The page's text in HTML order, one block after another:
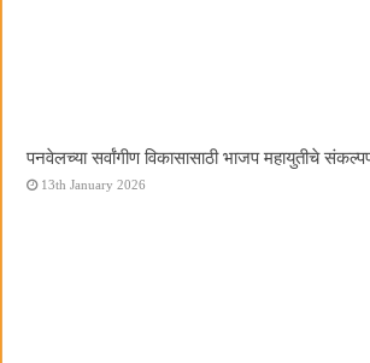
पनवेलच्या सर्वांगीण विकासासाठी भाजप महायुतीचे
13th January 2026